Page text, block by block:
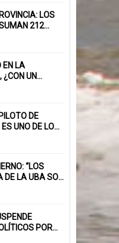
LOS
212
EN LA
UN
NERVIOSOS A
DE
UNO DE LOS
“LOS
DE LA UBA SON
POR